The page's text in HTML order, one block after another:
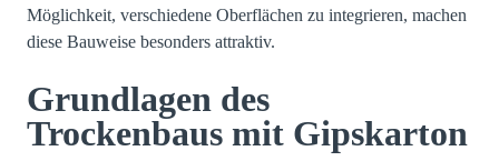
Möglichkeit, verschiedene Oberflächen zu integrieren, machen
diese Bauweise besonders attraktiv.
Grundlagen des
Trockenbaus mit Gipskarton